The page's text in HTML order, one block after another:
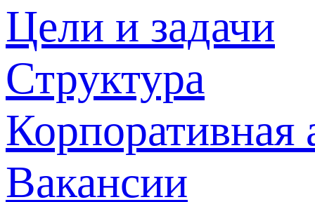
Цели и задачи
Структура
Корпоративная
Вакансии